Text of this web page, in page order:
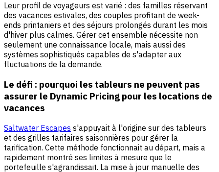
Leur profil de voyageurs est varié : des familles réservant
des vacances estivales, des couples profitant de week-
ends printaniers et des séjours prolongés durant les mois
d'hiver plus calmes. Gérer cet ensemble nécessite non
seulement une connaissance locale, mais aussi des
systèmes sophistiqués capables de s'adapter aux
fluctuations de la demande.
Le défi : pourquoi les tableurs ne peuvent pas
assurer le Dynamic Pricing pour les locations de
vacances
Saltwater Escapes s'appuyait à l'origine sur des tableurs
et des grilles tarifaires saisonnières pour gérer la
tarification. Cette méthode fonctionnait au départ, mais a
rapidement montré ses limites à mesure que le
portefeuille s'agrandissait. La mise à jour manuelle des